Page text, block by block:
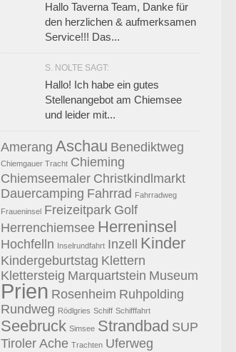
Hallo Taverna Team, Danke für
den herzlichen & aufmerksamen
Service!!! Das...
S. NOLTE SAGT:
Hallo! Ich habe ein gutes
Stellenangebot am Chiemsee
und leider mit...
Amerang Aschau Benediktweg
Chiemgauer Tracht Chieming
Chiemseemaler Christkindlmarkt
Dauercamping Fahrrad Fahrradweg
Fraueninsel Freizeitpark Golf
Herrenchiemsee Herreninsel
Hochfelln Inselrundfahrt Inzell Kinder
Kindergeburtstag Klettern
Klettersteig Marquartstein Museum
Prien Rosenheim Ruhpolding
Rundweg Rödlgries Schiff Schifffahrt
Seebruck Simsee Strandbad SUP
Tiroler Ache Trachten Uferweg